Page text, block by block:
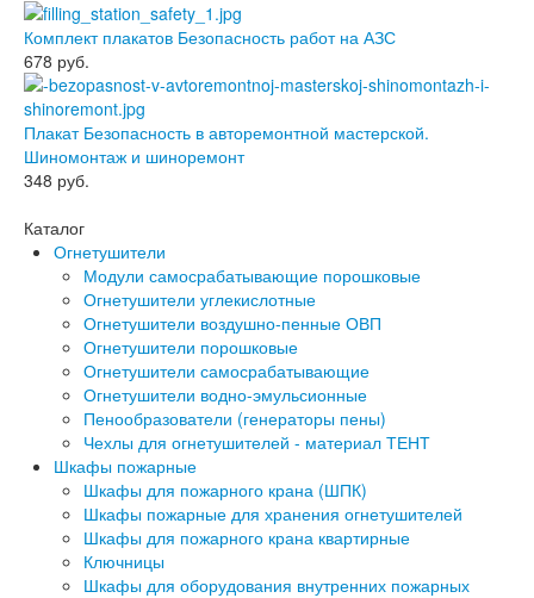
Комплект плакатов Безопасность работ на АЗС
678 руб.
Плакат Безопасность в авторемонтной мастерской.
Шиномонтаж и шиноремонт
348 руб.
Каталог
Огнетушители
Модули самосрабатывающие порошковые
Огнетушители углекислотные
Огнетушители воздушно-пенные ОВП
Огнетушители порошковые
Огнетушители самосрабатывающие
Огнетушители водно-эмульсионные
Пенообразователи (генераторы пены)
Чехлы для огнетушителей - материал ТЕНТ
Шкафы пожарные
Шкафы для пожарного крана (ШПК)
Шкафы пожарные для хранения огнетушителей
Шкафы для пожарного крана квартирные
Ключницы
Шкафы для оборудования внутренних пожарных